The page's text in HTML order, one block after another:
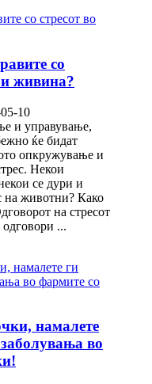
со
и живина?
10
и управување,
ќе бидат
опкружување и
Некои
се дури и
на животни? Како
на стресот
...
намалете
во